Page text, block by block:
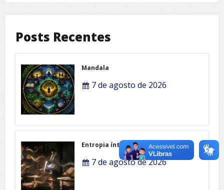
Posts Recentes
Mandala
7 de agosto de 2026
Entropia íntima
7 de agosto de 2026